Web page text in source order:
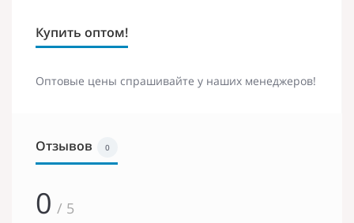
Купить оптом!
Оптовые цены спрашивайте у наших менеджеров!
Отзывов 0
0 / 5